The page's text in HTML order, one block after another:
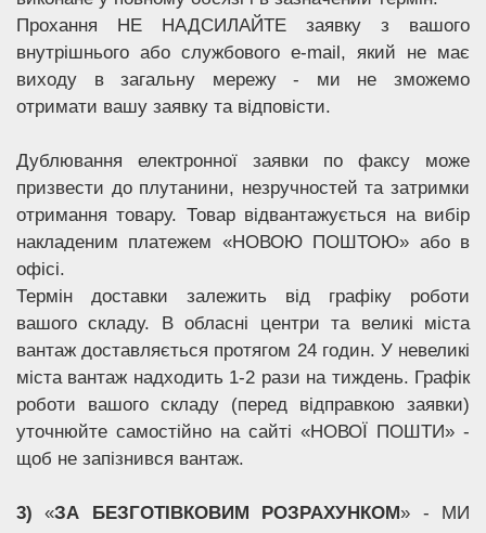
Прохання НЕ НАДСИЛАЙТЕ заявку з вашого
внутрішнього або службового e-mail, який не має
виходу в загальну мережу - ми не зможемо
отримати вашу заявку та відповісти.
Дублювання електронної заявки по факсу може
призвести до плутанини, незручностей та затримки
отримання товару. Товар відвантажується на вибір
накладеним платежем «НОВОЮ ПОШТОЮ» або в
офісі.
Термін доставки залежить від графіку роботи
вашого складу. В обласні центри та великі міста
вантаж доставляється протягом 24 годин. У невеликі
міста вантаж надходить 1-2 рази на тиждень. Графік
роботи вашого складу (перед відправкою заявки)
уточнюйте самостійно на сайті «НОВОЇ ПОШТИ» -
щоб не запізнився вантаж.
3) «ЗА БЕЗГОТІВКОВИМ РОЗРАХУНКОМ» - МИ